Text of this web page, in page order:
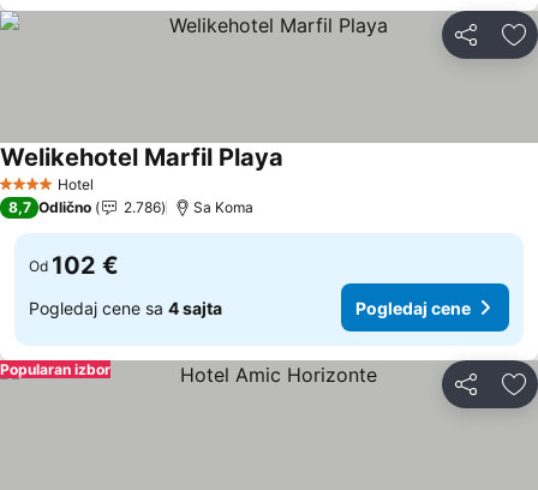
Deli
4 ZvezdiceHotel
Welikehotel Marfil Playa
8,7 Odlično 2.786 Sa Koma
Od 102 €
Pogledaj cene sa 4 sajta Pogledaj cene
Deli
Popularan izbor